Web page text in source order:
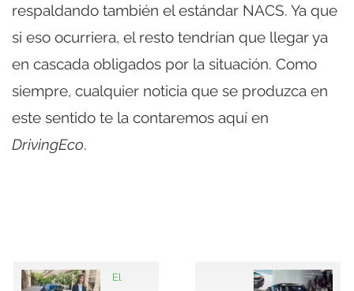
respaldando también el estándar NACS. Ya que
si eso ocurriera, el resto tendrían que llegar ya
en cascada obligados por la situación. Como
siempre, cualquier noticia que se produzca en
este sentido te la contaremos aquí en
DrivingEco.
El